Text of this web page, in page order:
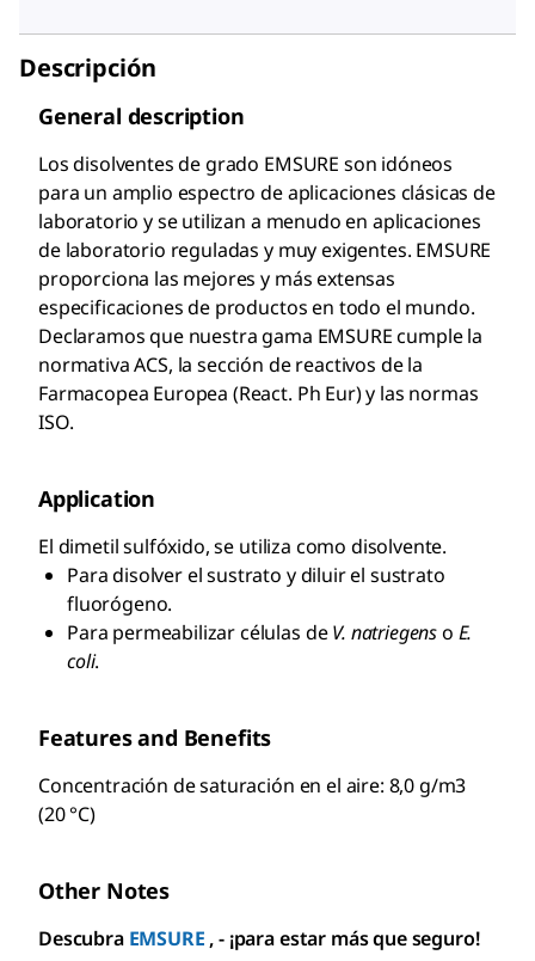
Descripción
General description
Los disolventes de grado EMSURE son idóneos
para un amplio espectro de aplicaciones clásicas de
laboratorio y se utilizan a menudo en aplicaciones
de laboratorio reguladas y muy exigentes. EMSURE
proporciona las mejores y más extensas
especificaciones de productos en todo el mundo.
Declaramos que nuestra gama EMSUREcumple la
normativa ACS, la sección de reactivos de la
Farmacopea Europea (React. Ph Eur) y las normas
ISO.
Application
El dimetil sulfóxido, se utiliza como disolvente.
Para disolver el sustrato y diluir el sustrato
fluorógeno.
Para permeabilizar células deV. natriegenso E.
coli.
Features and Benefits
Concentración de saturación en el aire: 8,0 g/m3
(20 °C)
Other Notes
Descubra EMSURE , - ¡para estar más que seguro!